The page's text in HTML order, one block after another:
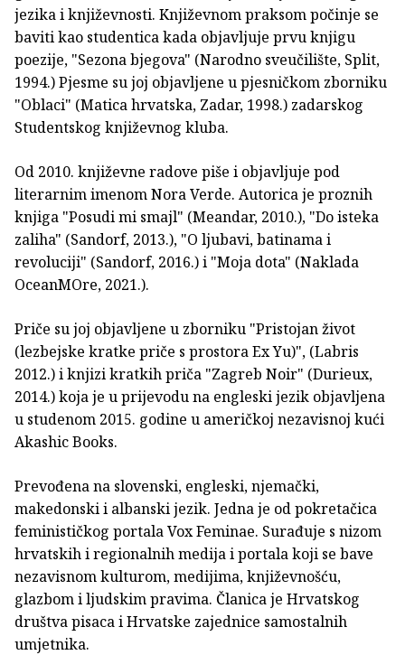
jezika i književnosti. Književnom praksom počinje se
baviti kao studentica kada objavljuje prvu knjigu
poezije, "Sezona bjegova" (Narodno sveučilište, Split,
1994.) Pjesme su joj objavljene u pjesničkom zborniku
"Oblaci" (Matica hrvatska, Zadar, 1998.) zadarskog
Studentskog književnog kluba.
Od 2010. književne radove piše i objavljuje pod
literarnim imenom Nora Verde. Autorica je proznih
knjiga "Posudi mi smajl" (Meandar, 2010.), "Do isteka
zaliha" (Sandorf, 2013.), "O ljubavi, batinama i
revoluciji" (Sandorf, 2016.) i "Moja dota" (Naklada
OceanMOre, 2021.).
Priče su joj objavljene u zborniku "Pristojan život
(lezbejske kratke priče s prostora Ex Yu)", (Labris
2012.) i knjizi kratkih priča "Zagreb Noir" (Durieux,
2014.) koja je u prijevodu na engleski jezik objavljena
u studenom 2015. godine u američkoj nezavisnoj kući
Akashic Books.
Prevođena na slovenski, engleski, njemački,
makedonski i albanski jezik. Jedna je od pokretačica
feminističkog portala Vox Feminae. Surađuje s nizom
hrvatskih i regionalnih medija i portala koji se bave
nezavisnom kulturom, medijima, književnošću,
glazbom i ljudskim pravima. Članica je Hrvatskog
društva pisaca i Hrvatske zajednice samostalnih
umjetnika.